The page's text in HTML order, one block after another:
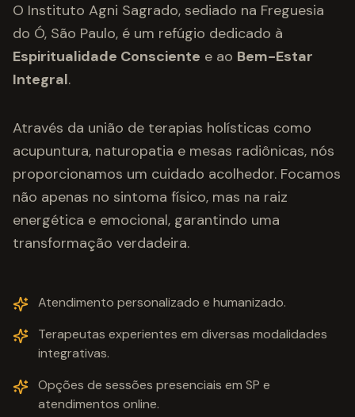
O Instituto Agni Sagrado, sediado na Freguesia
do Ó, São Paulo, é um refúgio dedicado à
Espiritualidade Consciente e ao Bem-Estar
Integral.
Através da união de terapias holísticas como
acupuntura, naturopatia e mesas radiônicas, nós
proporcionamos um cuidado acolhedor. Focamos
não apenas no sintoma físico, mas na raiz
energética e emocional, garantindo uma
transformação verdadeira.
Atendimento personalizado e humanizado.
Terapeutas experientes em diversas modalidades
integrativas.
Opções de sessões presenciais em SP e
atendimentos online.